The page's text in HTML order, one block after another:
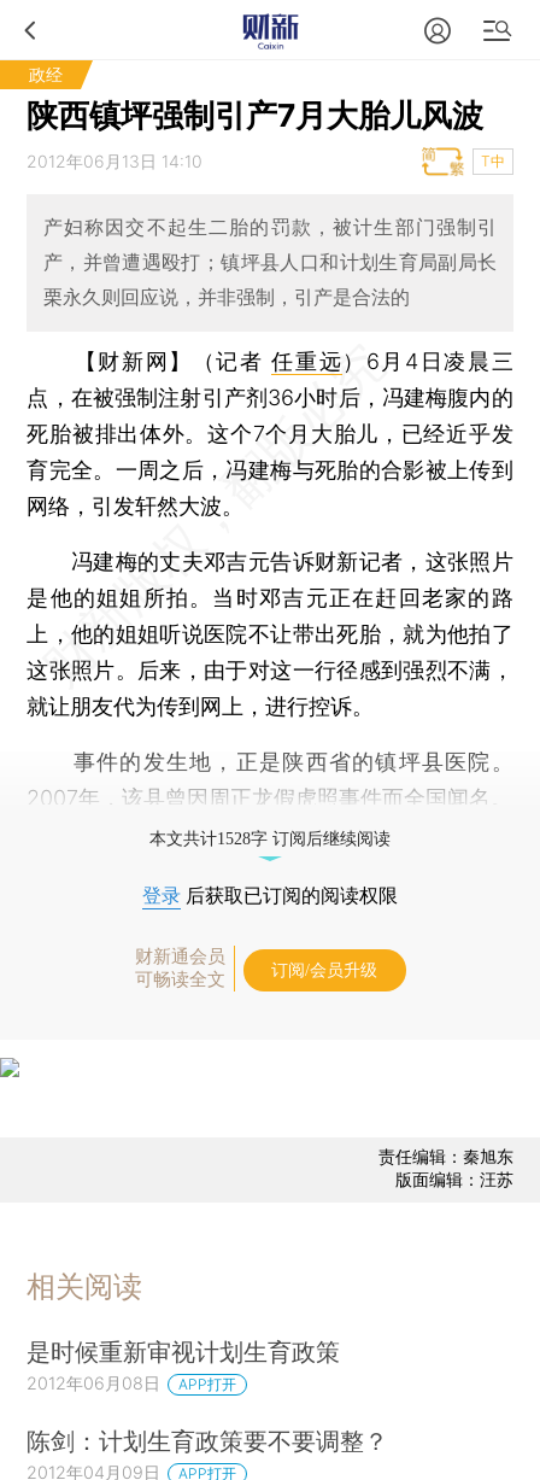
政经
陕西镇坪强制引产7月大胎儿风波
2012年06月13日 14:10 T中
产妇称因交不起生二胎的罚款，被计生部门强制引
产，并曾遭遇殴打；镇坪县人口和计划生育局副局长
栗永久则回应说，并非强制，引产是合法的
【财新网】（记者任重远） 6月4日凌晨三
点，在被强制注射引产剂36小时后，冯建梅腹内的
死胎被排出体外。这个7个月大胎儿，已经近乎发
育完全。一周之后，冯建梅与死胎的合影被上传到
网络，引发轩然大波。
冯建梅的丈夫邓吉元告诉财新记者，这张照片
是他的姐姐所拍。当时邓吉元正在赶回老家的路
上，他的姐姐听说医院不让带出死胎，就为他拍了
这张照片。后来，由于对这一行径感到强烈不满，
就让朋友代为传到网上，进行控诉。
事件的发生地，正是陕西省的镇坪县医院。
2007年，该县曾因周正龙假虎照事件而全国闻名。
本文共计1528字 订阅后继续阅读
登录 后获取已订阅的阅读权限
财新通会员
可畅读全文
订阅/会员升级
责任编辑：秦旭东
版面编辑：汪苏
相关阅读
是时候重新审视计划生育政策
2012年06月08日 APP打开
陈剑：计划生育政策要不要调整？
2012年04月09日 APP打开